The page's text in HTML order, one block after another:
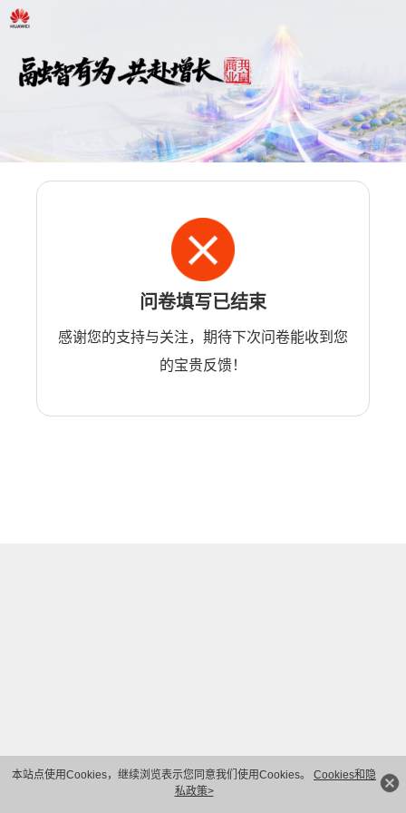
本站点使用Cookies，继续浏览表示您同意我们使用Cookies。 Cookies和隐
私政策>
问卷填写已结束
感谢您的支持与关注，期待下次问卷能收到您
的宝贵反馈！